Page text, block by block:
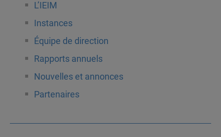
L’IEIM
Instances
Équipe de direction
Rapports annuels
Nouvelles et annonces
Partenaires